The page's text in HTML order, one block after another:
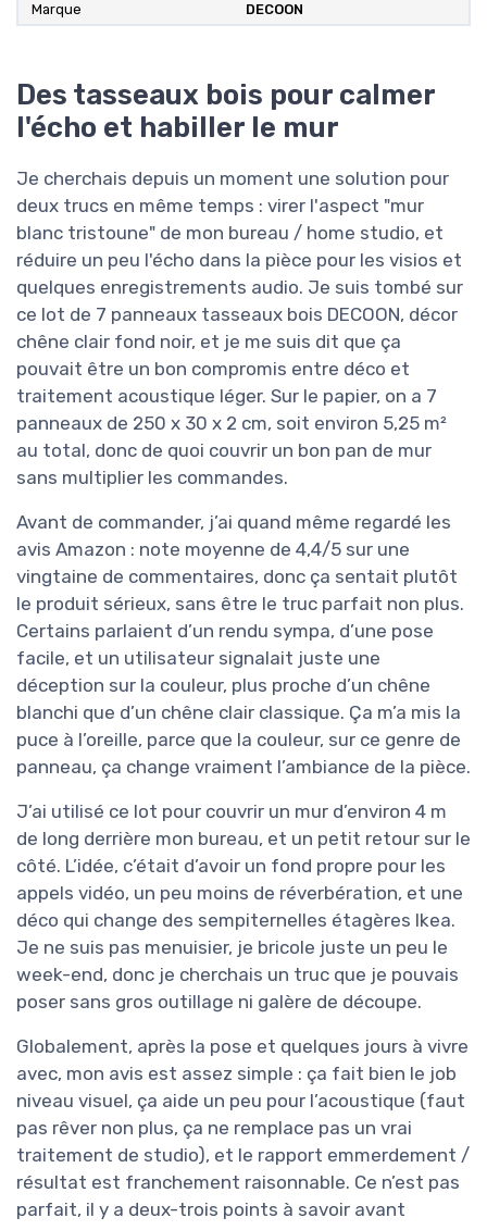
Marque DECOON
Des tasseaux bois pour calmer
l'écho et habiller le mur
Je cherchais depuis un moment une solution pour
deux trucs en même temps : virer l'aspect "mur
blanc tristoune" de mon bureau / home studio, et
réduire un peu l'écho dans la pièce pour les visios et
quelques enregistrements audio. Je suis tombé sur
ce lot de 7 panneaux tasseaux bois DECOON, décor
chêne clair fond noir, et je me suis dit que ça
pouvait être un bon compromis entre déco et
traitement acoustique léger. Sur le papier, on a 7
panneaux de 250 x 30 x 2 cm, soit environ 5,25 m²
au total, donc de quoi couvrir un bon pan de mur
sans multiplier les commandes.
Avant de commander, j’ai quand même regardé les
avis Amazon : note moyenne de 4,4/5 sur une
vingtaine de commentaires, donc ça sentait plutôt
le produit sérieux, sans être le truc parfait non plus.
Certains parlaient d’un rendu sympa, d’une pose
facile, et un utilisateur signalait juste une
déception sur la couleur, plus proche d’un chêne
blanchi que d’un chêne clair classique. Ça m’a mis la
puce à l’oreille, parce que la couleur, sur ce genre de
panneau, ça change vraiment l’ambiance de la pièce.
J’ai utilisé ce lot pour couvrir un mur d’environ 4 m
de long derrière mon bureau, et un petit retour sur le
côté. L’idée, c’était d’avoir un fond propre pour les
appels vidéo, un peu moins de réverbération, et une
déco qui change des sempiternelles étagères Ikea.
Je ne suis pas menuisier, je bricole juste un peu le
week-end, donc je cherchais un truc que je pouvais
poser sans gros outillage ni galère de découpe.
Globalement, après la pose et quelques jours à vivre
avec, mon avis est assez simple : ça fait bien le job
niveau visuel, ça aide un peu pour l’acoustique (faut
pas rêver non plus, ça ne remplace pas un vrai
traitement de studio), et le rapport emmerdement /
résultat est franchement raisonnable. Ce n’est pas
parfait, il y a deux-trois points à savoir avant